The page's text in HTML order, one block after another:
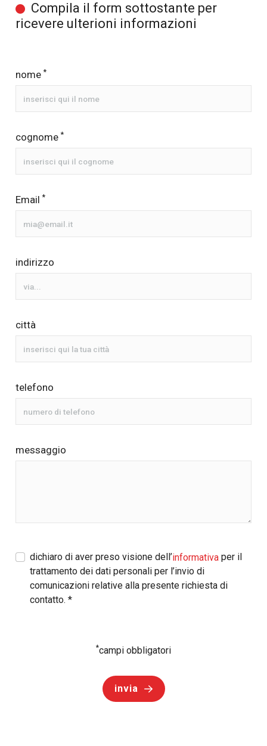
Compila il form sottostante per
ricevere ulterioni informazioni
nome*
cognome*
Email*
indirizzo
città
telefono
messaggio
dichiaro di aver preso visione dell’informativa per il
trattamento dei dati personali per l’invio di
comunicazioni relative alla presente richiesta di
contatto.*
*campi obbligatori
invia